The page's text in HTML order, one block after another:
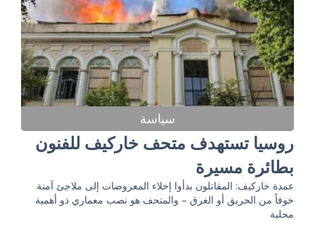
سياسة
روسيا تستهدف متحف خاركيف للفنون
بطائرة مسيرة
عمدة خاركيف: المقاتلون بدأوا إخلاء المعروضات إلى ملاجئ آمنة
خوفاً من الحريق أو الغرق – والمتحف هو نصب معماري ذو أهمية
محلية